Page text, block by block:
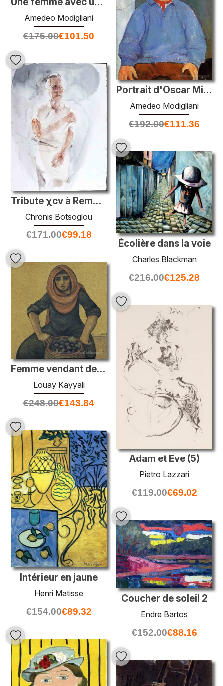
Une femme avec un collier blanc
Amedeo Modigliani
€175.00€101.50
Portrait d'Oscar Miestchanioff
Amedeo Modigliani
€192.00€111.36
Tribute χcv à Rembrandt
Chronis Botsoglou
€171.00€99.18
Écolière dans la voie
Charles Blackman
€216.00€125.28
Femme vendant des figues
Louay Kayyali
€248.00€143.84
Adam et Eve (5)
Pietro Lazzari
€119.00€69.02
Intérieur en jaune
Henri Matisse
€154.00€89.32
Coucher de soleil 2
Endre Bartos
€152.00€88.16